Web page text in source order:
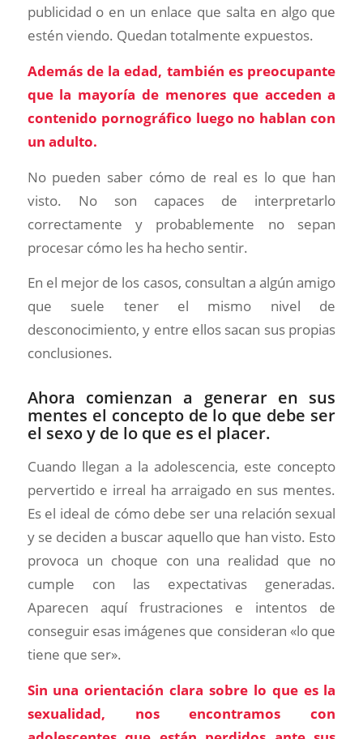
publicidad o en un enlace que salta en algo que
estén viendo. Quedan totalmente expuestos.
Además de la edad, también es preocupante
que la mayoría de menores que acceden a
contenido pornográfico luego no hablan con
un adulto.
No pueden saber cómo de real es lo que han
visto. No son capaces de interpretarlo
correctamente y probablemente no sepan
procesar cómo les ha hecho sentir.
En el mejor de los casos, consultan a algún amigo
que suele tener el mismo nivel de
desconocimiento, y entre ellos sacan sus propias
conclusiones.
Ahora comienzan a generar en sus
mentes el concepto de lo que debe ser
el sexo y de lo que es el placer.
Cuando llegan a la adolescencia, este concepto
pervertido e irreal ha arraigado en sus mentes.
Es el ideal de cómo debe ser una relación sexual
y se deciden a buscar aquello que han visto. Esto
provoca un choque con una realidad que no
cumple con las expectativas generadas.
Aparecen aquí frustraciones e intentos de
conseguir esas imágenes que consideran «lo que
tiene que ser».
Sin una orientación clara sobre lo que es la
sexualidad, nos encontramos con